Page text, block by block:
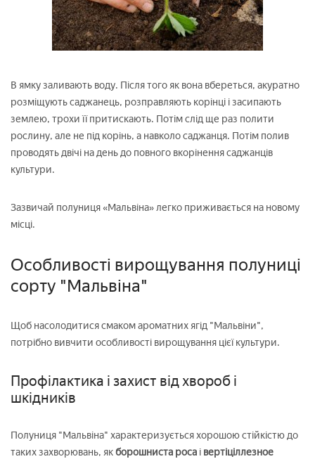
В ямку заливають воду. Після того як вона вбереться, акуратно
розміщують саджанець, розправляють корінці і засипають
землею, трохи її притискають. Потім слід ще раз полити
рослину, але не під корінь, а навколо саджанця. Потім полив
проводять двічі на день до повного вкорінення саджанців
культури.
Зазвичай полуниця «Мальвіна» легко приживається на новому
місці.
Особливості вирощування полуниці
сорту "Мальвіна"
Щоб насолодитися смаком ароматних ягід "Мальвіни",
потрібно вивчити особливості вирощування цієї культури.
Профілактика і захист від хвороб і
шкідників
Полуниця "Мальвіна" характеризується хорошою стійкістю до
таких захворювань, якборошниста роса і вертіціллезное